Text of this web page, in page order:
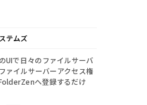
テムズ
UIで日々のファイルサーバ
ァイルサーバーアクセス権
へ登録するだけ